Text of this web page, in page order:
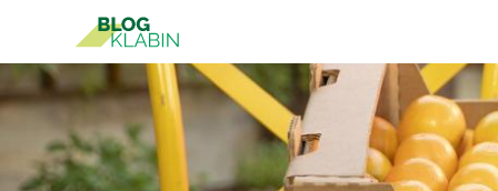
Pular para o Conteúdo principal